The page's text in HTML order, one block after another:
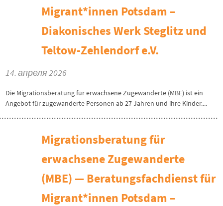
Migrant*innen Potsdam –
Diakonisches Werk Steglitz und
Teltow-Zehlendorf e.V.
14. апреля 2026
Die Migrationsberatung für erwachsene Zugewanderte (MBE) ist ein
Angebot für zugewanderte Personen ab 27 Jahren und ihre Kinder....
Migrationsberatung für
erwachsene Zugewanderte
(MBE) — Beratungsfachdienst für
Migrant*innen Potsdam –